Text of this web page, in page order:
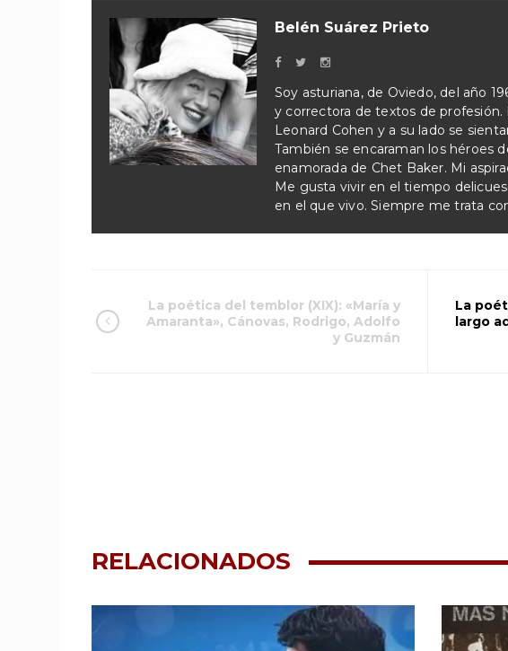
Belén Suárez Prieto
Soy asturiana, de Oviedo, del año
y correctora de textos de
Leonard Cohen y a su lado se
También se encaraman los héroes
enamorada de Chet Baker. Mi
Me gusta vivir en el tiempo
en el que vivo. Siempre me trata
La poética del temblor (XIX): «María y
Amaranta», Cánovas, Rodrigo, Adolfo
y Guzmán
La
largo
RELACIONADOS